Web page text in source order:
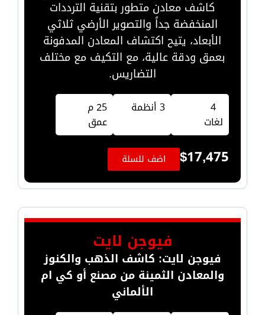
كاشف معادن متطور بتقنية الترددات
المنخفضة جداً والتصوير الأرضي ثلاثي
الأبعاد، يتيح اكتشاف المعادن المدفونة
بعمق ودقة عالية، مع التكيف مع مختلف
التضاريس.
4
لغات
3 أنظمة
25 م
عمق
$17,475 اضف للسلة
فيوجن لايت
فيوجن لايت: كاشف الذهب والكنوز
والمعادن الثمينة من مصنع أو كي ام
الألماني